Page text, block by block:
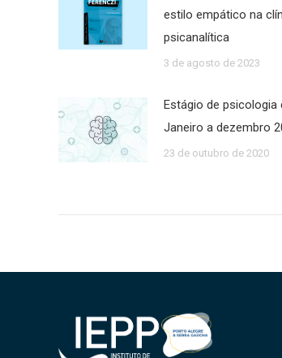
estilo empático na
psicanalítica
3 de agosto de 2023
Estágio de psicologia
Janeiro a dezembro
23 de outubro de 2020